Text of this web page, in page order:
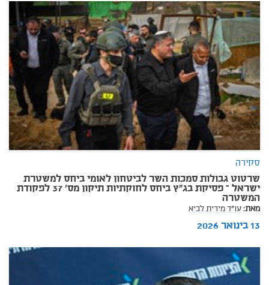
סקירה
שרטוט גבולות סמכות השר לביטחון לאומי ביחס למשטרת
ישראל – פסיקת בג"ץ ביחס לחוקתיות תיקון מס' 37 לפקודת
המשטרה
מאת:עו"ד מירית לביא
13 בינואר 2026